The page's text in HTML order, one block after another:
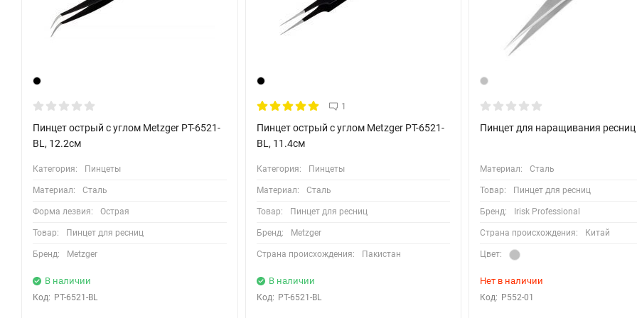
Пинцет острый с углом Metzger РТ-6521-
BL, 12.2см
Категория: Пинцеты
Материал: Сталь
Форма лезвия: Острая
Товар: Пинцет для ресниц
Бренд: Metzger
В наличии
Код: PT-6521-BL
1
Пинцет острый с углом Metzger РТ-6521-
BL, 11.4см
Категория: Пинцеты
Материал: Сталь
Товар: Пинцет для ресниц
Бренд: Metzger
Страна происхождения: Пакистан
В наличии
Код: РТ-6521-BL
Пинцет для наращивания
Материал: Сталь
Товар: Пинцет для ресниц
Бренд: Irisk Professional
Страна происхождения: Китай
Цвет:
Нет в наличии
Код: Р552-01